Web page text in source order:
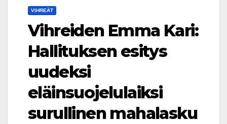
VIHREÄT
Vihreiden Emma Kari:
Hallituksen esitys
uudeksi
eläinsuojelulaiksi
surullinen mahalasku